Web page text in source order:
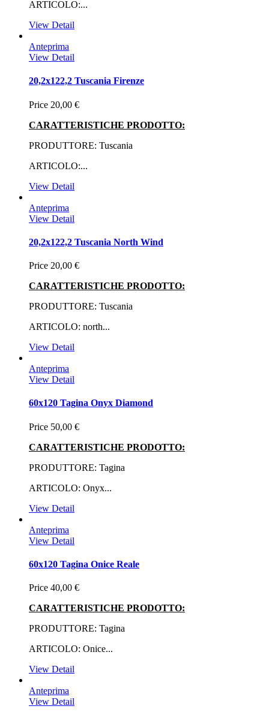
ARTICOLO:...
View Detail
Anteprima
View Detail
20,2x122,2 Tuscania Firenze
Price 20,00 €
CARATTERISTICHE PRODOTTO:
PRODUTTORE: Tuscania
ARTICOLO:...
View Detail
Anteprima
View Detail
20,2x122,2 Tuscania North Wind
Price 20,00 €
CARATTERISTICHE PRODOTTO:
PRODUTTORE: Tuscania
ARTICOLO: north...
View Detail
Anteprima
View Detail
60x120 Tagina Onyx Diamond
Price 50,00 €
CARATTERISTICHE PRODOTTO:
PRODUTTORE: Tagina
ARTICOLO: Onyx...
View Detail
Anteprima
View Detail
60x120 Tagina Onice Reale
Price 40,00 €
CARATTERISTICHE PRODOTTO:
PRODUTTORE: Tagina
ARTICOLO: Onice...
View Detail
Anteprima
View Detail